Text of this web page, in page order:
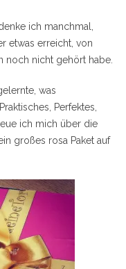
ich manchmal,
etwas erreicht, von
noch nicht gehört habe.
was
Perfektes,
ich mich über die
großes rosa Paket auf